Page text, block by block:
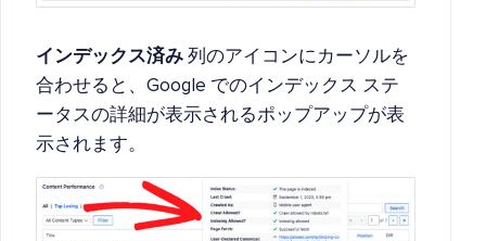
インデックス済み 列のアイコンにカーソルを
合わせると、Google でのインデックス ステ
ータスの詳細が表示されるポップアップが表
示されます。